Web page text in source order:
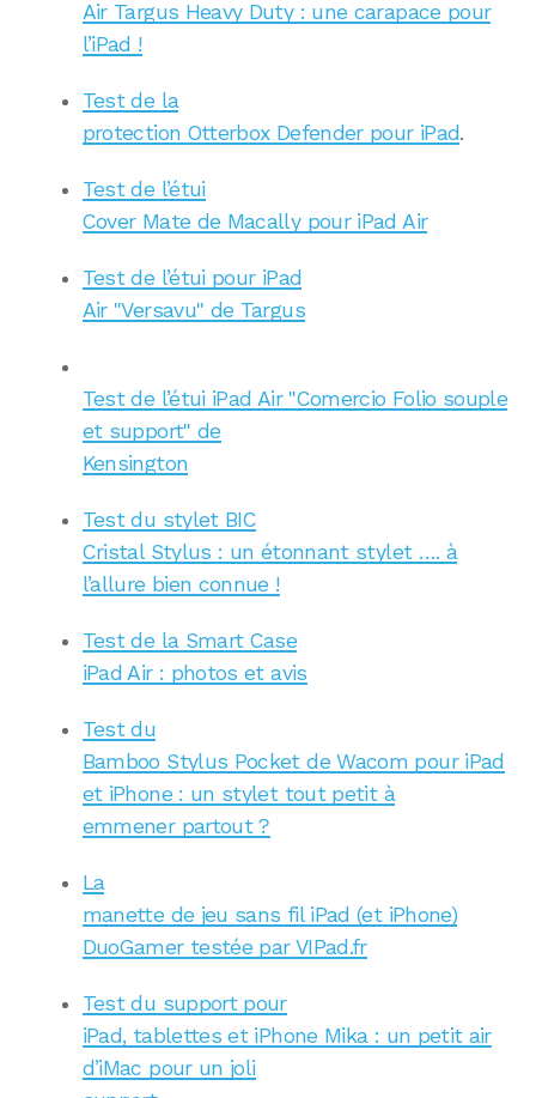
Air Targus Heavy Duty : une carapace pour
l’iPad !
Test de la
protection Otterbox Defender pour iPad.
Test de l’étui
Cover Mate de Macally pour iPad Air
Test de l’étui pour iPad
Air "Versavu" de Targus
Test de l’étui iPad Air "Comercio Folio souple
et support" de
Kensington
Test du stylet BIC
Cristal Stylus : un étonnant stylet …. à
l’allure bien connue !
Test de la Smart Case
iPad Air : photos et avis
Test du
Bamboo Stylus Pocket de Wacom pour iPad
et iPhone : un stylet tout petit à
emmener partout ?
La
manette de jeu sans fil iPad (et iPhone)
DuoGamer testée par VIPad.fr
Test du support pour
iPad, tablettes et iPhone Mika : un petit air
d’iMac pour un joli